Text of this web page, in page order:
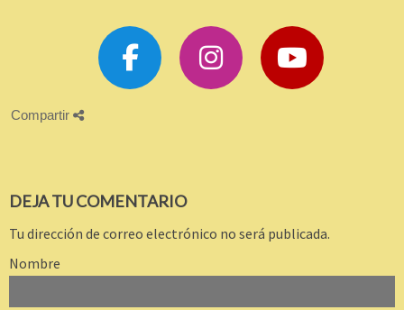
Compartir
DEJA TU COMENTARIO
Tu dirección de correo electrónico no será publicada.
Nombre